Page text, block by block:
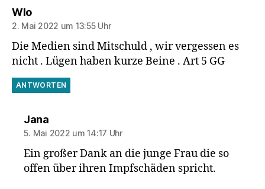
Wlosagt:
2. Mai 2022 um 13:55 Uhr
Die Medien sind Mitschuld , wir vergessen es
nicht . Lügen haben kurze Beine . Art 5 GG
ANTWORTEN
Janasagt:
5. Mai 2022 um 14:17 Uhr
Ein großer Dank an die junge Frau die so
offen über ihren Impfschäden spricht.